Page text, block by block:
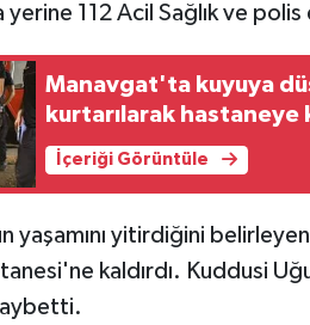
yerine 112 Acil Sağlık ve
Manavgat'ta kuyuya
kurtarılarak hastaneye
İçeriği Görüntüle
yaşamını yitirdiğini belirleyen
kaldırdı. Kuddusi